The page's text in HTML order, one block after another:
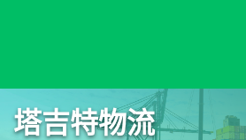
塔吉特物流